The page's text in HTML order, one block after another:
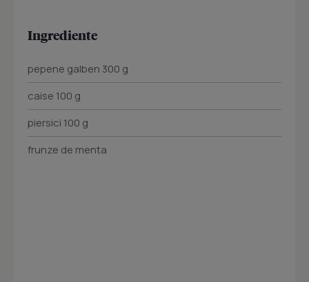
Ingrediente
pepene galben 300 g
caise 100 g
piersici 100 g
frunze de menta